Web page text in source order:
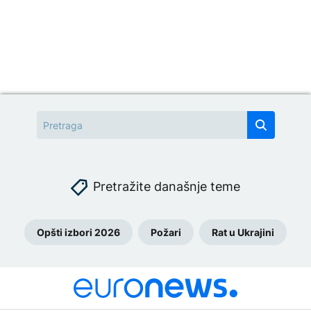
Pretražite današnje teme
Opšti izbori 2026 Požari Rat u Ukrajini